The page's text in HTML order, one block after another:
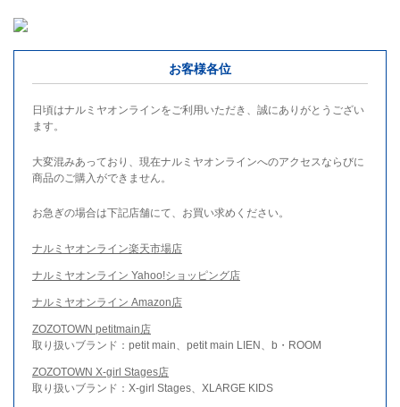
お客様各位
日頃はナルミヤオンラインをご利用いただき、誠にありがとうござい
ます。
大変混みあっており、現在ナルミヤオンラインへのアクセスならびに
商品のご購入ができません。
お急ぎの場合は下記店舗にて、お買い求めください。
ナルミヤオンライン楽天市場店
ナルミヤオンライン Yahoo!ショッピング店
ナルミヤオンライン Amazon店
ZOZOTOWN petitmain店
取り扱いブランド：petit main、petit main LIEN、b・ROOM
ZOZOTOWN X-girl Stages店
取り扱いブランド：X-girl Stages、XLARGE KIDS